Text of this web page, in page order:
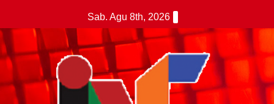
to
content
Sab. Agu 8th, 2026